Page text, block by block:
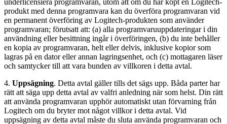
underlicensiera programvaran, utom att om du har köpt en Logitech-
produkt med denna programvara kan du överföra programvaran vid
en permanent överföring av Logitech-produkten som använder
programvaran; förutsatt att: (a) alla programvaruuppdateringar i din
användning eller besittning ingår i överföringen, (b) du inte behåller
en kopia av programvaran, helt eller delvis, inklusive kopior som
lagras på en dator eller annan lagringsenhet, och (c) mottagaren läser
och samtycker till att vara bunden av villkoren i detta avtal.
4. Uppsägning. Detta avtal gäller tills det sägs upp. Båda parter har
rätt att säga upp detta avtal av valfri anledning när som helst. Din rätt
att använda programvaran upphör automatiskt utan förvarning från
Logitech om du bryter mot något villkor i detta avtal. Vid
uppsägning av detta avtal måste du sluta använda programvaran och